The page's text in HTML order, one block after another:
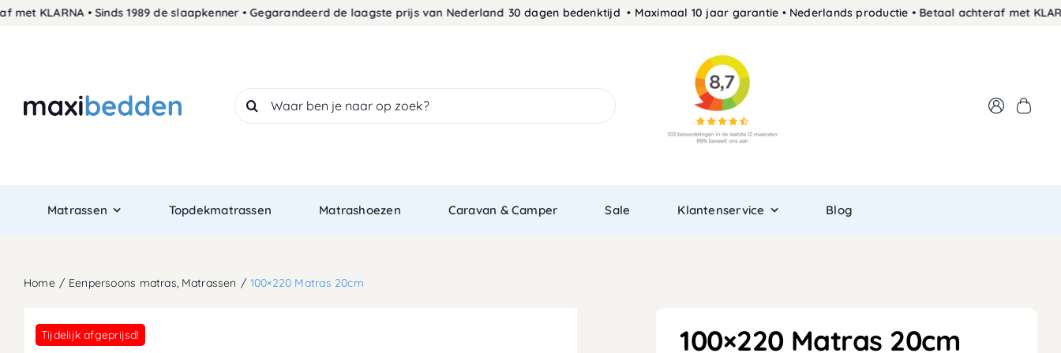
Skip
• Sinds 1989 de slaapkenner • Gegarandeerd de laagste prijs van Nederland 30 dagen bedenktijd • Maximaal 10 jaar garantie • Nederlands productie • Betaal achteraf met KLARNA
for:
Matrassen Topdekmatrassen Matrashoezen Caravan & Camper Sale Klantenservice Blog
Home Eenpersoons matras Matrassen 100×220 Matras 20cm
Tijdelijk afgeprijsd! 100×220 Matras 20cm